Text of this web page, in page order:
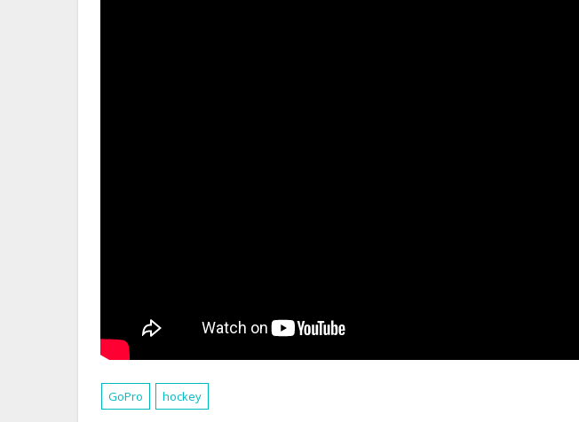
GoPro hockey